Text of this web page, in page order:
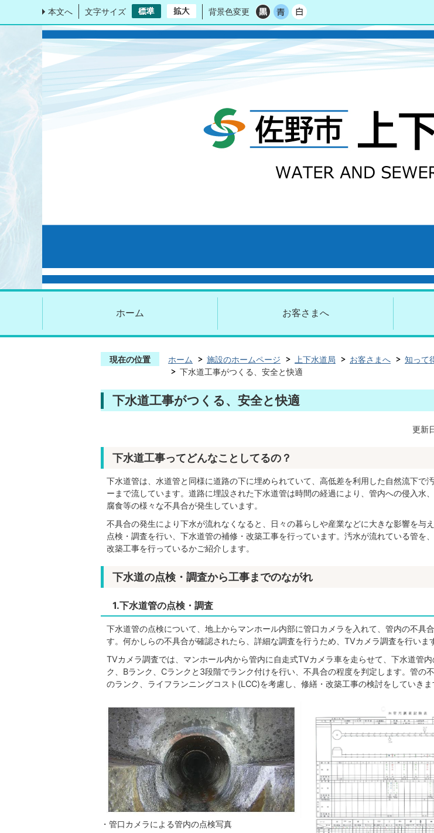
本文へ 文字サイズ 背景色変更
ホーム お客さまへ
現在の位置 ホーム 施設のホームページ 上下水道局 お客さまへ 知って
下水道工事がつくる、安全と快適
下水道工事がつくる、安全と快適
更新
下水道工事ってどんなことしてるの？
下水道管は、水道管と同様に道路の下に埋められていて、高低差を利用した自然流下で
ーまで流しています。道路に埋設された下水道管は時間の経過により、管内への侵入水、
腐食等の様々な不具合が発生しています。
不具合の発生により下水が流れなくなると、日々の暮らしや産業などに大きな影響を与
点検・調査を行い、下水道管の補修・改築工事を行っています。汚水が流れている管を
改築工事を行っているかご紹介します。
下水道の点検・調査から工事までのながれ
1.下水道管の点検・調査
下水道管の点検について、地上からマンホール内部に管口カメラを入れて、管内の不具
す。何かしらの不具合が確認されたら、詳細な調査を行うため、TVカメラ調査を行いま
TVカメラ調査では、マンホール内から管内に自走式TVカメラ車を走らせて、下水道管
ク、Bランク、Cランクと3段階でランク付けを行い、不具合の程度を判定します。管の
のランク、ライフランニングコスト(LCC)を考慮し、修繕・改築工事の検討をしていきま
・管口カメラによる管内の点検写真